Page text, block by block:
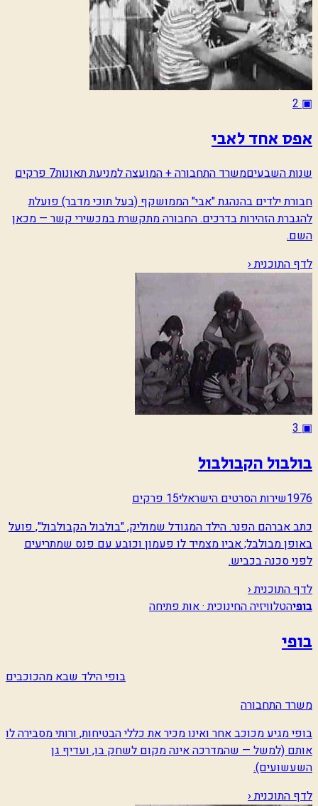
▣
2
אפס אחד לאבי
שנות השבעיםמשרד התחבורה + המועצה למניעת תאונות7 פרקים
חבורת ילדים בהנהגת "אבי" הממושקף (בעל תוכי מדבר) פועלת
להגברת הזהירות בדרכים. החבורה מתקשרת במכשירי קשר — מכאן
השם.
לדף התוכנית ‹
▣
3
בולבול הקבולבול
1976שירות הסרטים הישראלי15 פרקים
כתב אברהם הפנר. הילד המגודל שמוליק, "בולבול הקבולבול", פועל
באופן מבולבל; אביו מצמיד לו פעמון וכובע עם פנס שמתריעים
לפני סכנה בכביש.
לדף התוכנית ‹
בופיהטלוויזיה החינוכית · אות פתיחה
בופי
בופי הילד שבא מהכוכבים
משרד התחבורה
בופי מגיע מכוכב אחר ואינו מכיר את כללי הבטיחות, ורותי מסבירה לו
אותם (למשל — שהמדרכה אינה מקום לשחק בו, ועדיף גן
השעשועים).
לדף התוכנית ‹